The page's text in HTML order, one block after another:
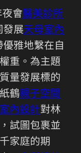
會醫美診所
發展天母室內
優雅地繫在自
重。為主題
量發展標的
鶴親子空間
內設計對林
試圖包裹並
家庭的期